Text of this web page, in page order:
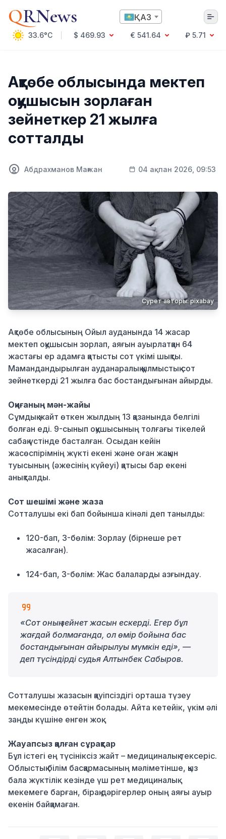
QRNews ҚАЗ
33.6°C $ 469.93 € 541.64
₽ 5.71
Мәдениет
Саясат
Технология
Экономика
Қоғам
Білім және Ғылым
Спорт
Ауа райы
Денсаулық
Бизнес
Қылмыс
Ақтөбе облысында мектеп
оқушысын зорлаған
зейнеткер 21 жылға
сотталды
Абдрахманов Мағжан 04 ақпан 2026, 09:53
Сурет авторы: pixabay
Ақтөбе облысының Ойыл ауданында 14 жасар
мектеп оқушысын зорлап, аяғын ауырлатқан 64
жастағы ер адамға қатысты сот үкімі шықты.
Мамандандырылған ауданаралық қылмыстық сот
зейнеткерді 21 жылға бас бостандығынан айырды.
Оқиғаның мән-жайы
Сұмдық жайт өткен жылдың 13 қазанында белгілі
болған еді. 9-сынып оқушысының толғағы тікелей
сабақ үстінде басталған. Осыдан кейін
жасөспірімнің жүкті екені және оған жақын
туысының (әжесінің күйеуі) қатысы бар екені
анықталды.
Сот шешімі және жаза
Сотталушы екі бап бойынша кінәлі деп танылды:
120-бап, 3-бөлім: Зорлау (бірнеше рет
жасалған).
124-бап, 3-бөлім: Жас балаларды азғындау.
«Сот оның зейнет жасын ескерді. Егер бұл
жағдай болмағанда, ол өмір бойына бас
бостандығынан айырылуы мүмкін еді», —
деп түсіндірді судья Алтынбек Сабыров.
Сотталушы жазасын қауіпсіздігі орташа түзеу
мекемесінде өтейтін болады. Айта кетейік, үкім әлі
заңды күшіне енген жоқ.
Жауапсыз қалған сұрақтар
Бұл істегі ең түсініксіз жайт – медициналық тексеріс.
Облыстық білім басқармасының мәліметінше, қыз
бала жүктілік кезінде үш рет медициналық
мекемеге барған, бірақ дәрігерлер оның аяғы ауыр
екенін байқамаған.